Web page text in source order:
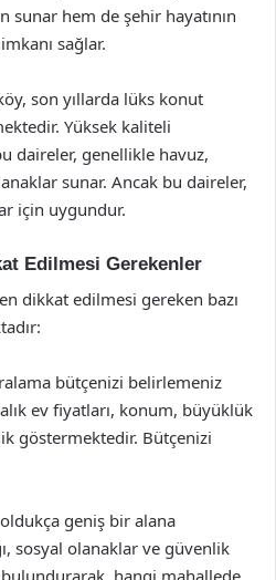
sunar hem de şehir hayatının
sağlar.
son yıllarda lüks konut
Yüksek kaliteli
daireler, genellikle havuz,
sunar. Ancak bu daireler,
için uygundur.
Edilmesi Gerekenler
dikkat edilmesi gereken bazı
bütçenizi belirlemeniz
ev fiyatları, konum, büyüklük
göstermektedir. Bütçenizi
geniş bir alana
sosyal olanaklar ve güvenlik
hangi mahallede